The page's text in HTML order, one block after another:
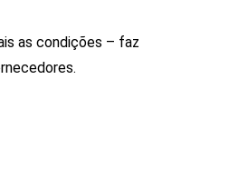
as condições – faz